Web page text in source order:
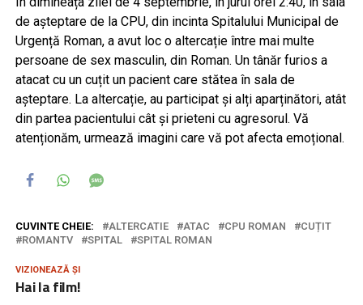
de așteptare de la CPU, din incinta Spitalului Municipal de
Urgență Roman, a avut loc o altercație între mai multe
persoane de sex masculin, din Roman. Un tânăr furios a
atacat cu un cuțit un pacient care stătea în sala de
așteptare. La altercație, au participat și alți aparținători, atât
din partea pacientului cât și prieteni cu agresorul. Vă
atenționăm, urmează imagini care vă pot afecta emoțional.
CUVINTE CHEIE: ALTERCATIE ATAC CPU ROMAN
CUȚIT
ROMANTV
SPITAL SPITAL ROMAN
VIZIONEAZĂ ȘI
Hai la film!